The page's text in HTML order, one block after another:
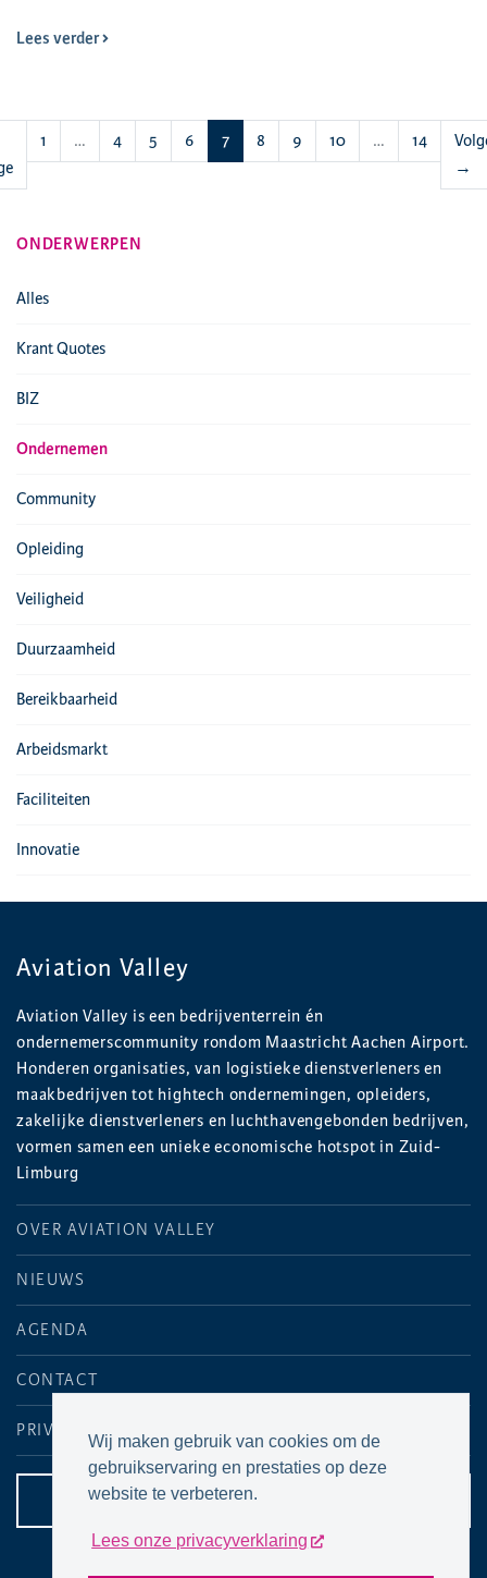
Wij maken gebruik van cookies om de
gebruikservaring en prestaties op deze
website te verbeteren.
Lees onze privacyverklaring
Lees verder
1 … 4 5 6 7(huidige)
8 9 10 … 14
→
ONDERWERPEN
Alles
Krant Quotes
BIZ
Ondernemen
Community
Opleiding
Veiligheid
Duurzaamheid
Bereikbaarheid
Arbeidsmarkt
Faciliteiten
Innovatie
Aviation Valley
Aviation Valley is een bedrijventerrein én
ondernemerscommunity rondom Maastricht Aachen Airport.
Honderen organisaties, van logistieke dienstverleners en
maakbedrijven tot hightech ondernemingen, opleiders,
zakelijke dienstverleners en luchthavengebonden bedrijven,
vormen samen een unieke economische hotspot in Zuid-
Limburg
OVER AVIATION VALLEY
NIEUWS
AGENDA
CONTACT
PRIVACYVERKLARING
CONTACTPAGINA